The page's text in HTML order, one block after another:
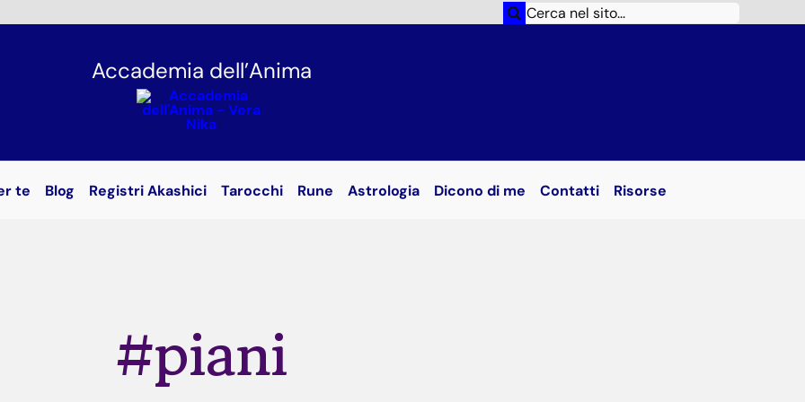
Cerca
Accademia dell’Anima
te Blog Registri Akashici Tarocchi Rune Astrologia Dicono di me Contatti Risorse
#piani